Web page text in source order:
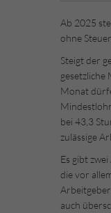
Ab 2025
ohne
Steigt der
gesetzliche
Monat
bei 43,3
zulässige
Es gibt
die vor
auch